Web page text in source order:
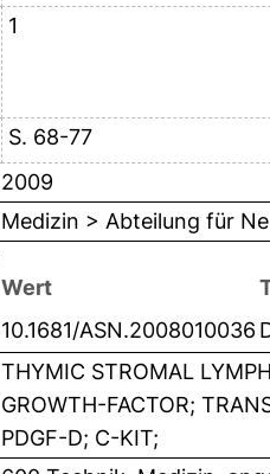
1
S. 68-77
2009
Medizin > Abteilung für
Wert
10.1681/ASN.2008010036
THYMIC STROMAL
GROWTH-FACTOR;
PDGF-D; C-KIT;